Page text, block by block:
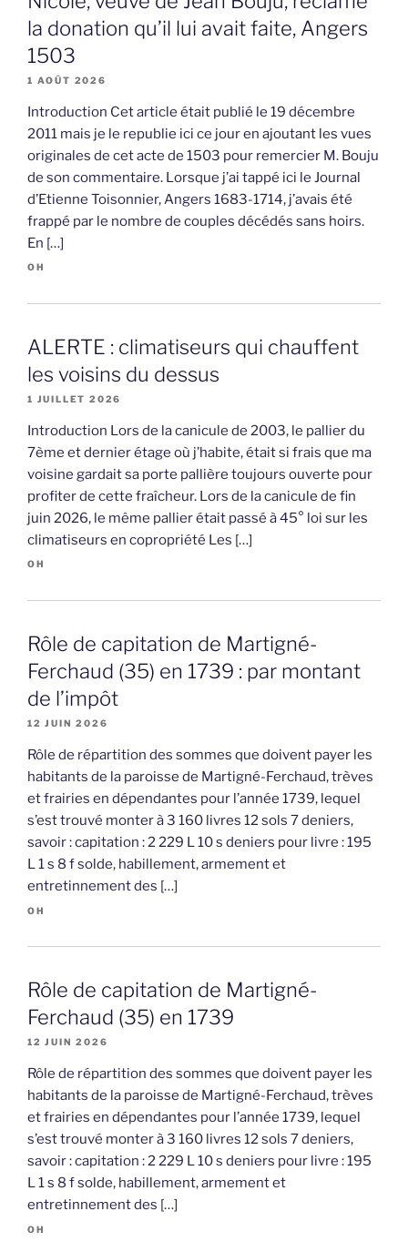
la donation qu’il lui avait faite, Angers
1503
1 AOÛT 2026
Introduction Cet article était publié le 19 décembre
2011 mais je le republie ici ce jour en ajoutant les vues
originales de cet acte de 1503 pour remercier M. Bouju
de son commentaire. Lorsque j’ai tappé ici le Journal
d’Etienne Toisonnier, Angers 1683-1714, j’avais été
frappé par le nombre de couples décédés sans hoirs.
En […]
OH
ALERTE : climatiseurs qui chauffent
les voisins du dessus
1 JUILLET 2026
Introduction Lors de la canicule de 2003, le pallier du
7ème et dernier étage où j’habite, était si frais que ma
voisine gardait sa porte pallière toujours ouverte pour
profiter de cette fraîcheur. Lors de la canicule de fin
juin 2026, le même pallier était passé à 45° loi sur les
climatiseurs en copropriété Les […]
OH
Rôle de capitation de Martigné-
Ferchaud (35) en 1739 : par montant
de l’impôt
12 JUIN 2026
Rôle de répartition des sommes que doivent payer les
habitants de la paroisse de Martigné-Ferchaud, trèves
et frairies en dépendantes pour l’année 1739, lequel
s’est trouvé monter à 3 160 livres 12 sols 7 deniers,
savoir : capitation : 2 229 L 10 s deniers pour livre : 195
L 1 s 8 f solde, habillement, armement et
entretinnement des […]
OH
Rôle de capitation de Martigné-
Ferchaud (35) en 1739
12 JUIN 2026
Rôle de répartition des sommes que doivent payer les
habitants de la paroisse de Martigné-Ferchaud, trèves
et frairies en dépendantes pour l’année 1739, lequel
s’est trouvé monter à 3 160 livres 12 sols 7 deniers,
savoir : capitation : 2 229 L 10 s deniers pour livre : 195
L 1 s 8 f solde, habillement, armement et
entretinnement des […]
OH